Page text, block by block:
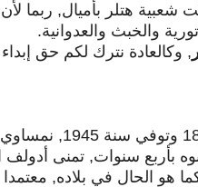
شعبية هتلر بأميال, ربما
والخبث والعدوانية.
, وكالعادة نترك لكم حق إبداء
أدولف ألويس هتلر, ولد
وفاة أبوه بأربع سنوات, تمنى
هو الحال في بلاده,